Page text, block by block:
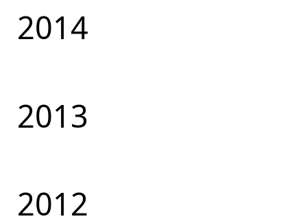
2014
2013
2012